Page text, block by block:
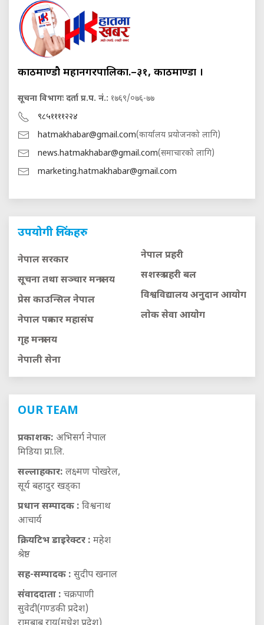
काठमाण्डौ महानगरपालिका.–३१, काठमाण्डौं ।
सूचना विभागः दर्ता प्र.प. नं.: १७६९/०७६-७७
९८५११११२२४
hatmakhabar@gmail.com(कार्यालय प्रयोजनको लागि)
news.hatmakhabar@gmail.com(समाचारको लागि)
marketing.hatmakhabar@gmail.com
उपयोगी लिंकहरु
नेपाल सरकार
सूचना तथा सञ्चार मन्त्रालय
प्रेस काउन्सिल नेपाल
नेपाल पत्रकार महासंघ
गृह मन्त्रालय
नेपाली सेना
नेपाल प्रहरी
सशस्त्र प्रहरी बल
विश्वविद्यालय अनुदान आयाेग
लाेक सेवा आयाेग
OUR TEAM
प्रकाशक: अभिसर्ग नेपाल
मिडिया प्रा.लि.
सल्लाहकार: लक्ष्मण पोखरेल,
सूर्य बहादुर खड्का
प्रधान सम्पादक : विश्वनाथ
आचार्य
क्रियटिभ डाइरेक्टर : महेश
श्रेष्ठ
सह-सम्पादक : सुदीप खनाल
संवाददाता : चक्रपाणी
सुवेदी(गण्डकी प्रदेश)